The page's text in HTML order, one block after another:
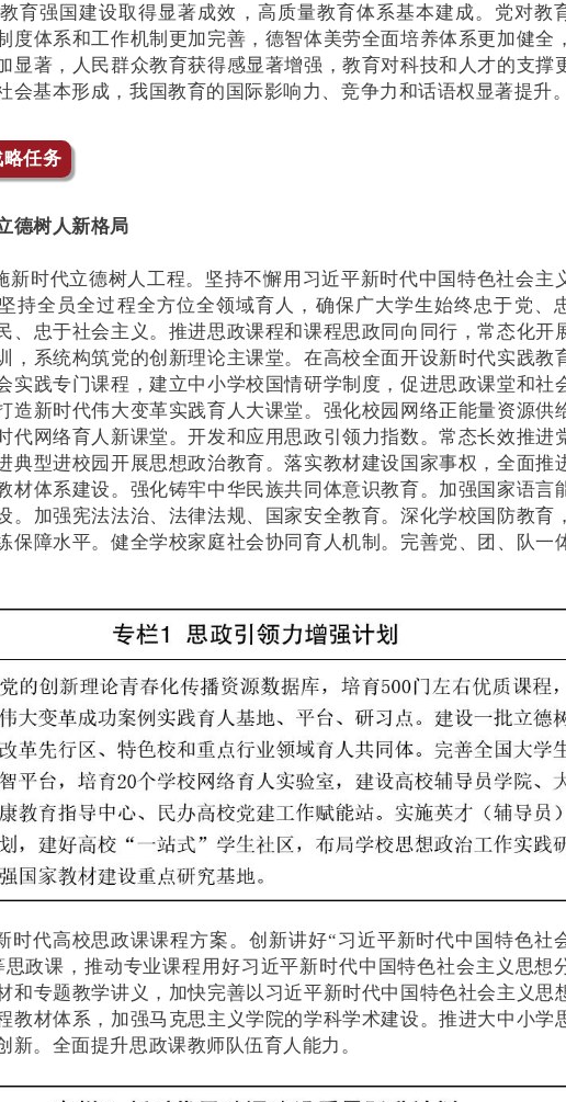
育强国建设取得显著成效，高质量教育体系基本建成。党对教
度体系和工作机制更加完善，德智体美劳全面培养体系更加健全
显著，人民群众教育获得感显著增强，教育对科技和人才的支撑
会基本形成，我国教育的国际影响力、竞争力和话语权显著提升。
任务
德树人新格局
新时代立德树人工程。坚持不懈用习近平新时代中国特色社会主
持全员全过程全方位全领域育人，确保广大学生始终忠于党、
、忠于社会主义。推进思政课程和课程思政同向同行，常态化开
，系统构筑党的创新理论主课堂。在高校全面开设新时代实践教
实践专门课程，建立中小学校国情研学制度，促进思政课堂和社
造新时代伟大变革实践育人大课堂。强化校园网络正能量资源供
代网络育人新课堂。开发和应用思政引领力指数。常态长效推进
典型进校园开展思想政治教育。落实教材建设国家事权，全面推
材体系建设。强化铸牢中华民族共同体意识教育。加强国家语言
。加强宪法法治、法律法规、国家安全教育。深化学校国防教育
保障水平。健全学校家庭社会协同育人机制。完善党、团、队一
时代高校思政课课程方案。创新讲好“习近平新时代中国特色社
思政课，推动专业课程用好习近平新时代中国特色社会主义思想
和专题教学讲义，加快完善以习近平新时代中国特色社会主义思
教材体系，加强马克思主义学院的学科学术建设。推进大中小学
新。全面提升思政课教师队伍育人能力。